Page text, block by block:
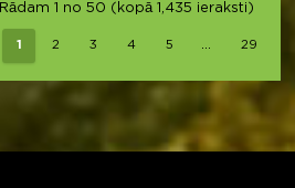
Rādam 1 no 50 (kopā 1,435 ieraksti)
1 2 3 4 5 29